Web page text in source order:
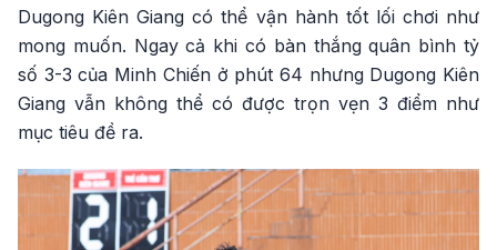
Dugong Kiên Giang có thể vận hành tốt lối chơi như
mong muốn. Ngay cả khi có bàn thắng quân bình tỷ
số 3-3 của Minh Chiến ở phút 64 nhưng Dugong Kiên
Giang vẫn không thể có được trọn vẹn 3 điểm như
mục tiêu đề ra.